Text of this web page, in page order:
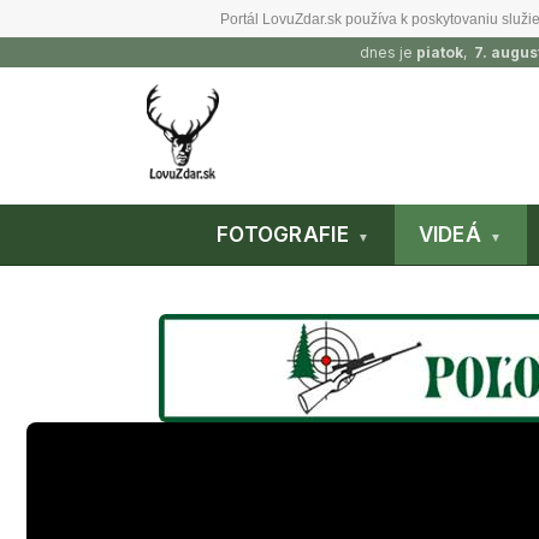
Portál LovuZdar.sk používa k poskytovaniu
dnes je piatok, 7.
FOTOGRAFIE VIDEÁ